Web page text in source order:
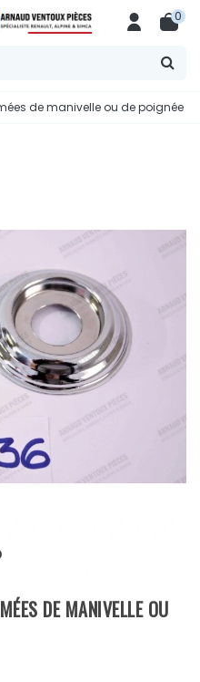
0
de manivelle ou de poignée
DE MANIVELLE OU